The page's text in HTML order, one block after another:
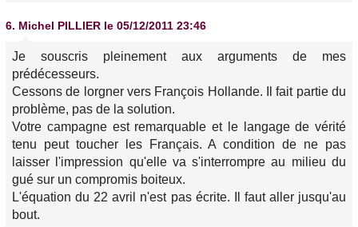
6. Michel PILLIER le 05/12/2011 23:46
Je souscris pleinement aux arguments de mes
prédécesseurs.
Cessons de lorgner vers François Hollande. Il fait partie du
problème, pas de la solution.
Votre campagne est remarquable et le langage de vérité
tenu peut toucher les Français. A condition de ne pas
laisser l'impression qu'elle va s'interrompre au milieu du
gué sur un compromis boiteux.
L'équation du 22 avril n'est pas écrite. Il faut aller jusqu'au
bout.